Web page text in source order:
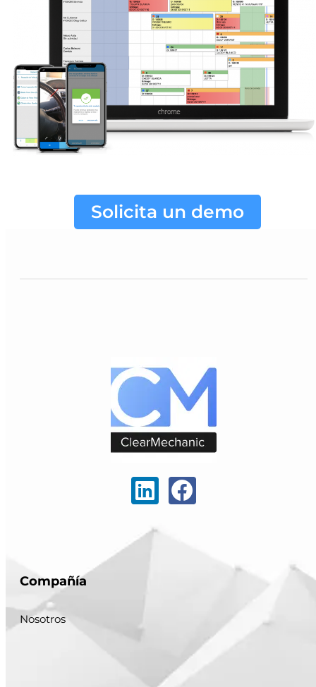
Solicita un demo
Compañía
Nosotros